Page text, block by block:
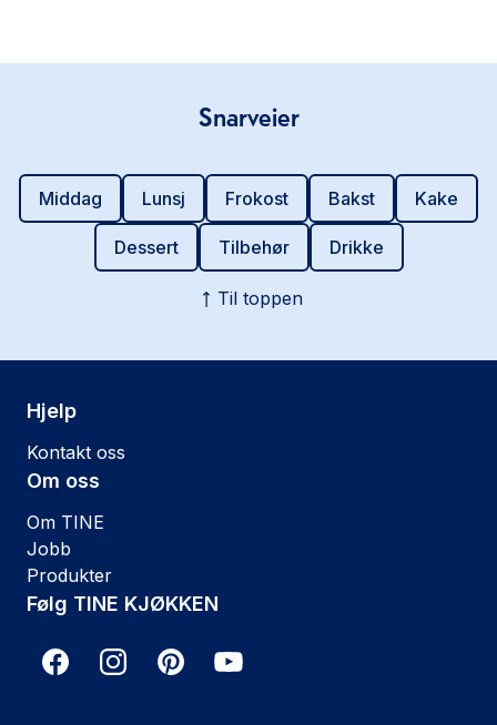
Snarveier
Middag Lunsj Frokost Bakst Kake
Dessert Tilbehør Drikke
Til toppen
Hjelp
Kontakt oss
Om oss
Om TINE
Jobb
Produkter
Følg TINE KJØKKEN